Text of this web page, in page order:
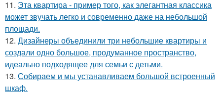
11. Эта квартира - пример того, как элегантная классика
может звучать легко и современно даже на небольшой
площади.
12. Дизайнеры объединили три небольшие квартиры и
создали одно большое, продуманное пространство,
идеально подходящее для семьи с детьми.
13. Собираем и мы устанавливаем большой встроенный
шкаф.